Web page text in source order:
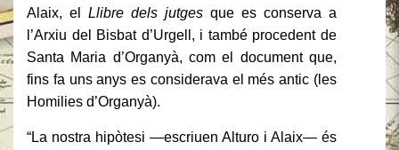
Alaix, el Llibre dels jutges que es conserva a
l’Arxiu del Bisbat d’Urgell, i també procedent de
Santa Maria d’Organyà, com el document que,
fins fa uns anys es considerava el més antic (les
Homilies d’Organyà).
“La nostra hipòtesi —escriuen Alturo i Alaix— és